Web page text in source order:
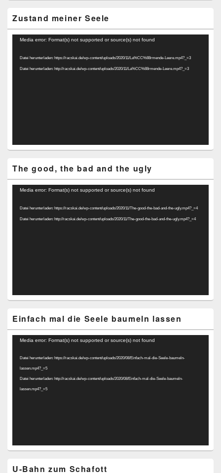
Zustand meiner Seele
Video-
Media error: Format(s) not supported or source(s) not found
Datei herunterladen: https://racskai.de/wp-content/uploads/2020/11/La%CC%88rmende-Leere.mp4?_=3
Datei herunterladen: http://racskai.de/wp-content/uploads/2020/11/La%CC%88rmende-Leere.mp4?_=3
The good, the bad and the ugly
Video-
Media error: Format(s) not supported or source(s) not found
Datei herunterladen: https://racskai.de/wp-content/uploads/2020/11/The-good-the-bad-and-the-ugly.mp4?_=4
Datei herunterladen: http://racskai.de/wp-content/uploads/2020/11/The-good-the-bad-and-the-ugly.mp4?_=4
Einfach mal die Seele baumeln lassen
Video-
Media error: Format(s) not supported or source(s) not found
Datei herunterladen: https://racskai.de/wp-content/uploads/2020/08/Einfach-mal-die-Seele-baumeln-
lassen.mp4?_=5
Datei herunterladen: http://racskai.de/wp-content/uploads/2020/08/Einfach-mal-die-Seele-baumeln-
lassen.mp4?_=5
U-Bahn zum Schafott